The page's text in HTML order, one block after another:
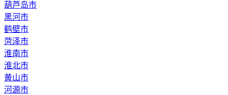
葫芦岛市
黑河市
鹤壁市
菏泽市
淮南市
淮北市
黄山市
河源市